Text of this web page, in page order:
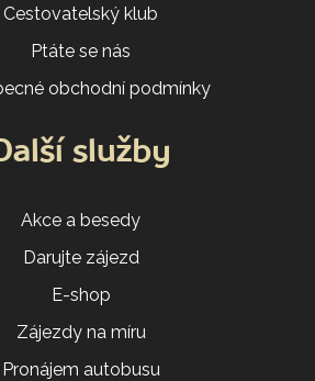
Cestovatelský klub
Ptáte se nás
obchodní podmínky
služby
Akce a besedy
Darujte zájezd
E-shop
Zájezdy na míru
Pronájem autobusu